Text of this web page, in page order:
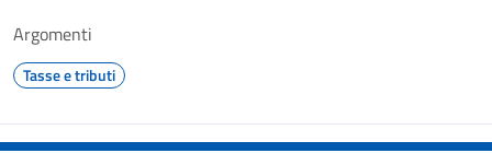
Argomenti
Tasse e tributi